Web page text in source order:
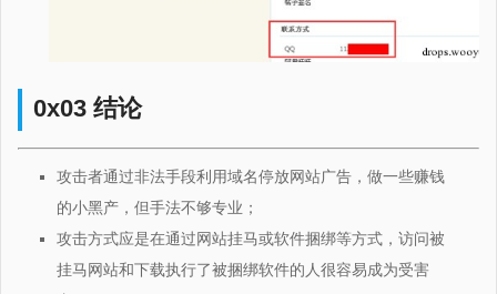
0x03 结论
攻击者通过非法手段利用域名停放网站广告，做一些赚钱
的小黑产，但手法不够专业；
攻击方式应是在通过网站挂马或软件捆绑等方式，访问被
挂马网站和下载执行了被捆绑软件的人很容易成为受害